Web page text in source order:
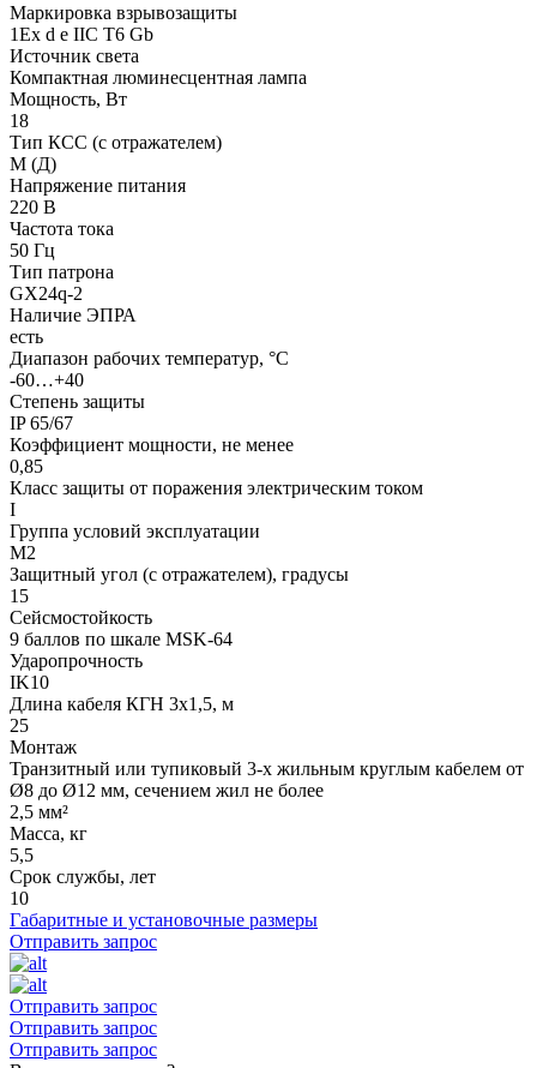
Маркировка взрывозащиты
1Ех d е IIC T6 Gb
Источник света
Компактная люминесцентная лампа
Мощность, Вт
18
Тип КСС (с отражателем)
М (Д)
Напряжение питания
220 В
Частота тока
50 Гц
Тип патрона
GX24q-2
Наличие ЭПРА
есть
Диапазон рабочих температур, °С
-60…+40
Степень защиты
IP 65/67
Коэффициент мощности, не менее
0,85
Класс защиты от поражения электрическим током
I
Группа условий эксплуатации
М2
Защитный угол (с отражателем), градусы
15
Сейсмостойкость
9 баллов по шкале МSK-64
Ударопрочность
IK10
Длина кабеля КГН 3х1,5, м
25
Монтаж
Транзитный или тупиковый 3-х жильным круглым кабелем от
Ø8 до Ø12 мм, сечением жил не более
2,5 мм²
Масса, кг
5,5
Срок службы, лет
10
Габаритные и установочные размеры
Отправить запрос
Отправить запрос
Отправить запрос
Отправить запрос